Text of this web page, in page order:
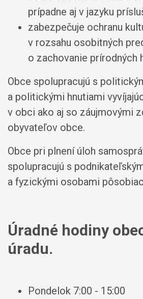
prípadne aj v jazyku
zabezpečuje ochranu
v rozsahu osobitných
o zachovanie prírodných
Obce spolupracujú s
a politickými hnutiami
v obci ako aj so záujmovými
obyvateľov obce.
Obce pri plnení úloh
spolupracujú s
a fyzickými osobami
Úradné hodiny
úradu.
Pondelok 7:00 - 15:00